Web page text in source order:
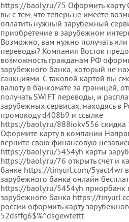
https://baoly.ru/75 Оформить карту
вы с тем, что теперь не имеете
оплатить нужный зарубежный
приобретение в зарубежном
Возможно, вам нужно получать или
переводы? Компания Восток
возможность гражданам РФ
зарубежного банка, который не
санкциями. С таковой картой вы
валюту в банкомате за границей,
получать SWIFT переводы, и
зарубежных сервисах, находясь в
промокоду d408b9 и ссылке
https://baoly.ru/888iokv556 скидка
Оформите карту в компании
верните свою финансовую
https://baoly.ru/5454yh карты
https://baoly.ru/76 открыть счет и
банке https://tinyurl.com/5yact4wr
зарубежного банка онлайн
https://baoly.ru/5454yh приорбанк
зарубежного банка https://
россии оформить карту
52dsffg6$%^dsgewtettt